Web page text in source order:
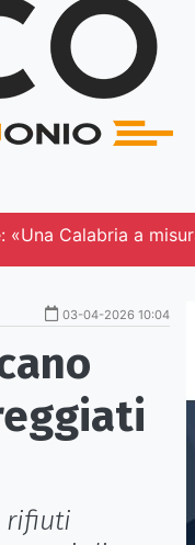
Calabria a
03-04-2026 10:04
rifiuti